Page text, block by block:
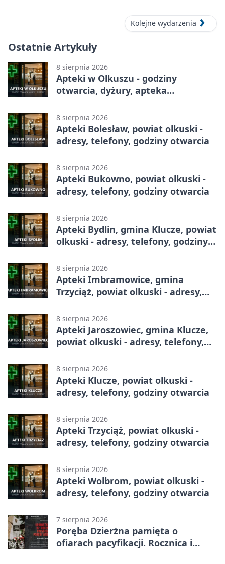
Kolejne wydarzenia
Ostatnie Artykuły
8 sierpnia 2026
Apteki w Olkuszu - godziny
otwarcia, dyżury, apteka
8 sierpnia 2026
Apteki Bolesław, powiat olkuski -
adresy, telefony, godziny otwarcia
8 sierpnia 2026
Apteki Bukowno, powiat olkuski -
adresy, telefony, godziny otwarcia
8 sierpnia 2026
Apteki Bydlin, gmina Klucze, powiat
olkuski - adresy, telefony, godziny
8 sierpnia 2026
Apteki Imbramowice, gmina
Trzyciąż, powiat olkuski - adresy,
8 sierpnia 2026
Apteki Jaroszowiec, gmina Klucze,
powiat olkuski - adresy, telefony,
8 sierpnia 2026
Apteki Klucze, powiat olkuski -
adresy, telefony, godziny otwarcia
8 sierpnia 2026
Apteki Trzyciąż, powiat olkuski -
adresy, telefony, godziny otwarcia
8 sierpnia 2026
Apteki Wolbrom, powiat olkuski -
adresy, telefony, godziny otwarcia
7 sierpnia 2026
Poręba Dzierżna pamięta o
ofiarach pacyfikacji. Rocznica i